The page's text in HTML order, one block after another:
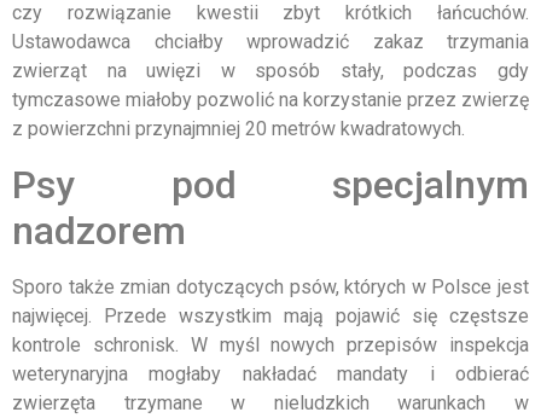
czy rozwiązanie kwestii zbyt krótkich łańcuchów.
Ustawodawca chciałby wprowadzić zakaz trzymania
zwierząt na uwięzi w sposób stały, podczas gdy
tymczasowe miałoby pozwolić na korzystanie przez zwierzę
z powierzchni przynajmniej 20 metrów kwadratowych.
Psy pod specjalnym
nadzorem
Sporo także zmian dotyczących psów, których w Polsce jest
najwięcej. Przede wszystkim mają pojawić się częstsze
kontrole schronisk. W myśl nowych przepisów inspekcja
weterynaryjna mogłaby nakładać mandaty i odbierać
zwierzęta trzymane w nieludzkich warunkach w